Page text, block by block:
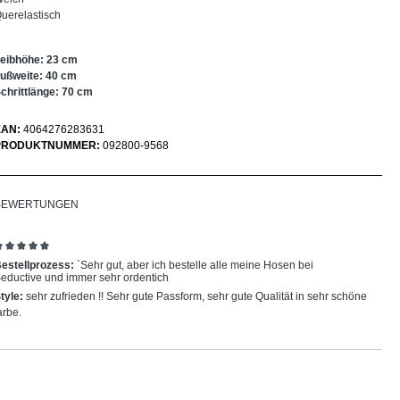
23 cm
40 cm
70 cm
4064276283631
092800-9568
mit 5 von 5 Sternen
`Sehr gut, aber ich bestelle alle meine Hosen bei
und immer sehr ordentich
sehr zufrieden !! Sehr gute Passform, sehr gute Qualität in sehr schöne